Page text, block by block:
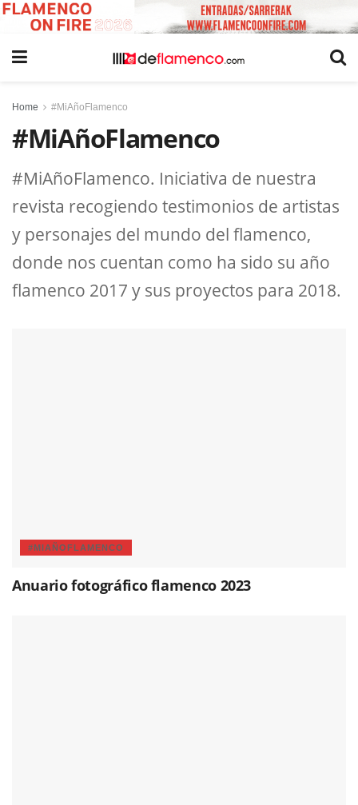
Home #MiAñoFlamenco
#MiAñoFlamenco
#MiAñoFlamenco. Iniciativa de nuestra
revista recogiendo testimonios de artistas
y personajes del mundo del flamenco,
donde nos cuentan como ha sido su año
flamenco 2017 y sus proyectos para 2018.
#MIAÑOFLAMENCO
Anuario fotográfico flamenco 2023